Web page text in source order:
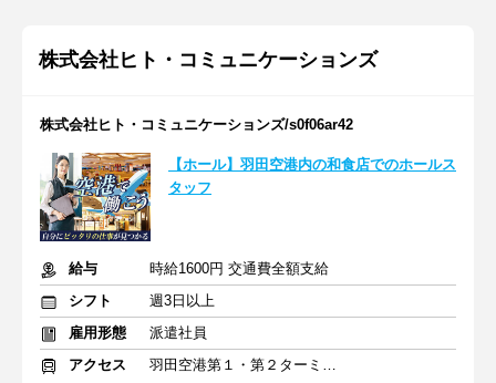
株式会社ヒト・コミュニケーションズ
株式会社ヒト・コミュニケーションズ/s0f06ar42
【ホール】羽田空港内の和食店でのホールス
タッフ
給与
時給1600円 交通費全額支給
シフト
週3日以上
雇用形態
派遣社員
アクセス
羽田空港第１・第２ターミナル(京急)駅